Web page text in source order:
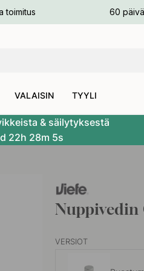
toimitus 60
VALAISIN TYYLI
& säilytyksestä
22h 28m 4s
Nuppivedin
VERSIOT